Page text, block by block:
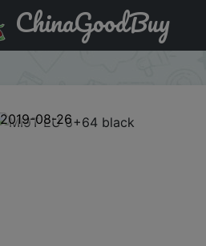
MI9T EU 6+64 black
ChinaGoodBuy
2019-08-26